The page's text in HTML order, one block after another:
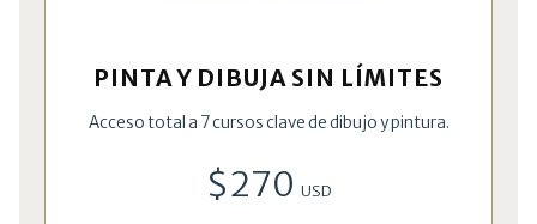
PINTA Y DIBUJA SIN LÍMITES
Acceso total a 7 cursos clave de dibujo y pintura.
$270 USD